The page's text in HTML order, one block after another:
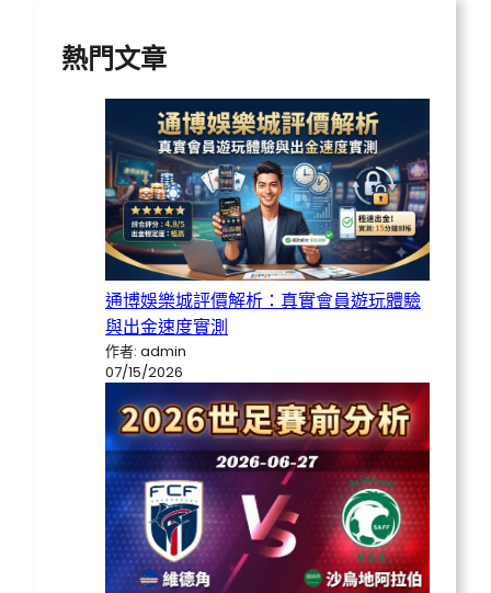
熱門文章
通博娛樂城評價解析：真實會員遊玩體驗
與出金速度實測
作者: admin
07/15/2026